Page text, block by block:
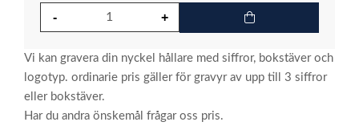
Vi kan gravera din nyckel hållare med siffror, bokstäver och
logotyp. ordinarie pris gäller för gravyr av upp till 3 siffror
eller bokstäver.
Har du andra önskemål frågar oss pris.